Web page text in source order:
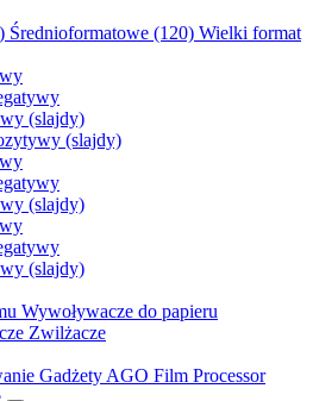
Średnioformatowe (120) Wielki format
(slajdy)
(slajdy)
(slajdy)
(slajdy)
Wywoływacze do papieru
Zwilżacze
Gadżety AGO Film Processor